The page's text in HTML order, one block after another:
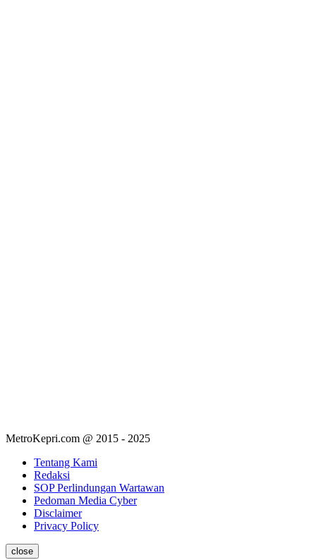
MetroKepri.com @ 2015 - 2025
Tentang Kami
Redaksi
SOP Perlindungan Wartawan
Pedoman Media Cyber
Disclaimer
Privacy Policy
close